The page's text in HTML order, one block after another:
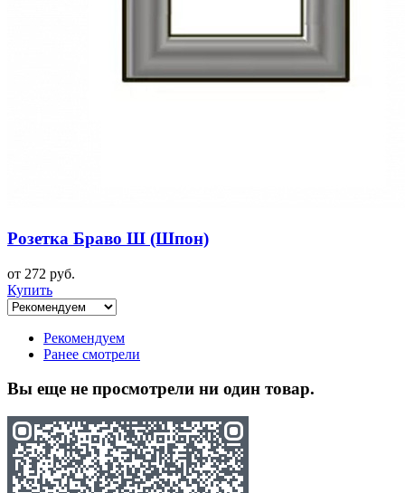
Розетка Браво Ш (Шпон)
от 272 руб.
Купить
Рекомендуем
Ранее смотрели
Вы еще не просмотрели ни один товар.